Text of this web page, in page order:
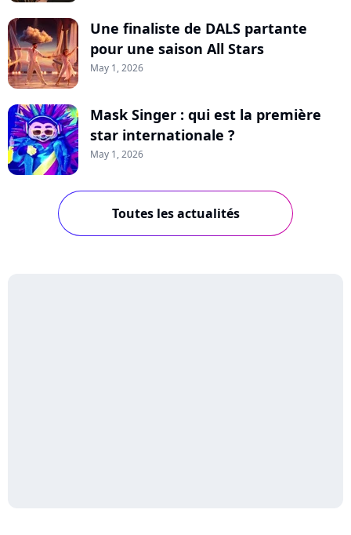
Une finaliste de DALS partante
pour une saison All Stars
May 1, 2026
Mask Singer : qui est la première
star internationale ?
May 1, 2026
Toutes les actualités